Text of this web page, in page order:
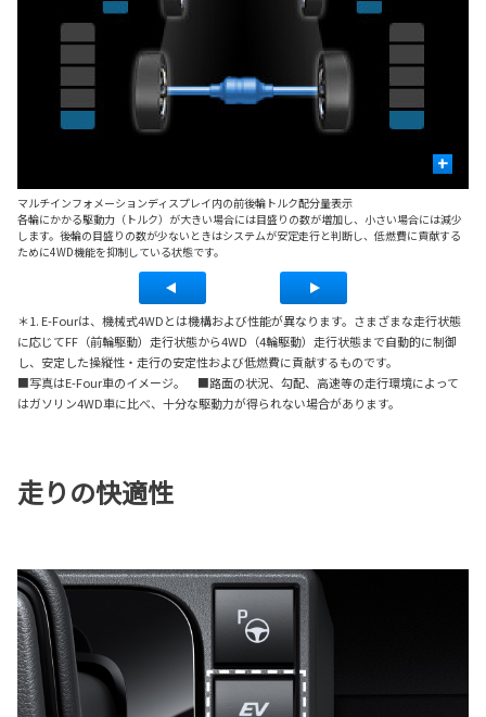
+
マルチインフォメーションディスプレイ内の前後輪トルク配分量表示
各輪にかかる駆動力（トルク）が大きい場合には目盛りの数が増加し、小さい場合には減少
します。後輪の目盛りの数が少ないときはシステムが安定走行と判断し、低燃費に貢献する
ために4WD機能を抑制している状態です。
＊1. E-Fourは、機械式4WDとは機構および性能が異なります。さまざまな走行状態
に応じてFF（前輪駆動）走行状態から4WD（4輪駆動）走行状態まで自動的に制御
し、安定した操縦性・走行の安定性および低燃費に貢献するものです。
■写真はE-Four車のイメージ。 ■路面の状況、勾配、高速等の走行環境によって
はガソリン4WD車に比べ、十分な駆動力が得られない場合があります。
走りの快適性